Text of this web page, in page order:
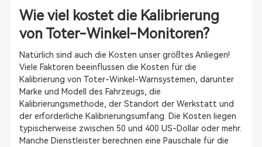
Wie viel kostet die Kalibrierung
von Toter-Winkel-Monitoren?
Natürlich sind auch die Kosten unser größtes Anliegen!
Viele Faktoren beeinflussen die Kosten für die
Kalibrierung von Toter-Winkel-Warnsystemen, darunter
Marke und Modell des Fahrzeugs, die
Kalibrierungsmethode, der Standort der Werkstatt und
der erforderliche Kalibrierungsumfang. Die Kosten liegen
typischerweise zwischen 50 und 400 US-Dollar oder mehr.
Manche Dienstleister berechnen eine Pauschale für die